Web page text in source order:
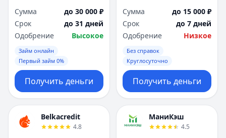
Сумма
до 30 000 ₽
Срок
до 31 дней
Одобрение
Высокое
Займ онлайн
Первый займ 0%
Получить деньги
Сумма
до 15 000 ₽
Срок
до 7 дней
Одобрение
Низкое
Без справок
Круглосуточно
Получить деньги
Belkacredit
4.8
МаниКэш
4.5